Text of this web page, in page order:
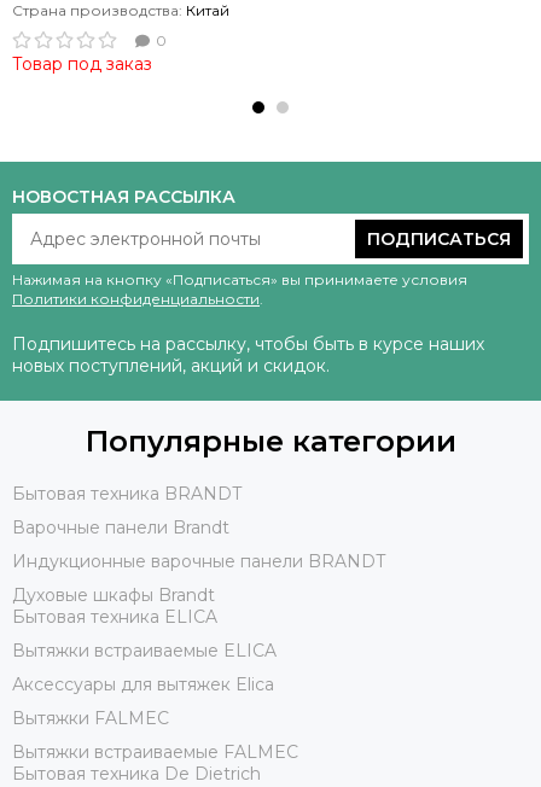
Страна производства: Китай
0
Товар под заказ
НОВОСТНАЯ РАССЫЛКА
ПОДПИСАТЬСЯ
Нажимая на кнопку «Подписаться» вы принимаете условия
Политики конфиденциальности.
Подпишитесь на рассылку, чтобы быть в курсе наших
новых поступлений, акций и скидок.
Популярные категории
Бытовая техника BRANDT
Варочные панели Brandt
Индукционные варочные панели BRANDT
Духовые шкафы Brandt
Бытовая техника ELICA
Вытяжки встраиваемые ELICA
Аксессуары для вытяжек Elica
Вытяжки FALMEC
Вытяжки встраиваемые FALMEC
Бытовая техника De Dietrich